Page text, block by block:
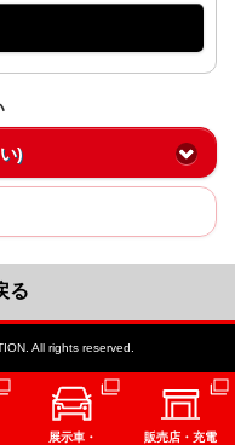
)
る
All rights reserved.
展示車・ 販売店・充電